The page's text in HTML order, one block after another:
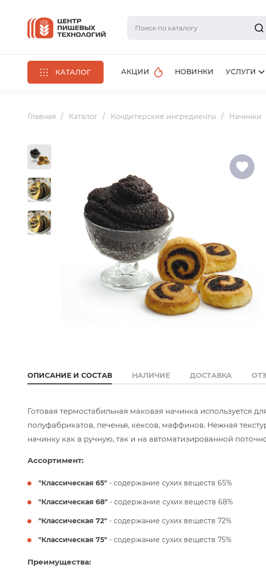
КАТАЛОГ АКЦИИ НОВИНКИ УСЛУГИ
Главная Каталог Кондитерские ингредиенты Начинки
ОПИСАНИЕ И СОСТАВ НАЛИЧИЕ ДОСТАВКА
Готовая термостабильная маковая начинка используется
полуфабрикатов, печенья, кексов, маффинов. Нежная
начинку как в ручную, так и на автоматизированной
Ассортимент:
"Классическая 65" - содержание сухих веществ 65%
"Классическая 68" - содержание сухих веществ 68%
"Классическая 72" - содержание сухих веществ 72%
"Классическая 75" - содержание сухих веществ 75%
Преимущества: